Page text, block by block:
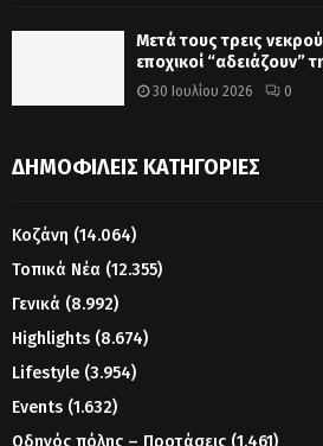
Μετά τους τρεις
εποχικοί “αδειάζουν”
30 Ιουλίου 2026 0
ΔΗΜΟΦΙΛΕΊΣ ΚΑΤΗΓΟΡΊΕΣ
Κοζάνη (14.064)
Τοπικά Νέα (12.355)
Γενικά (8.992)
Highlights (8.674)
Lifestyle (3.954)
Events (1.632)